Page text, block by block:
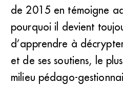
de 2015 en témoigne
pourquoi il devient
d’apprendre à
et de ses soutiens, le
milieu pédago-